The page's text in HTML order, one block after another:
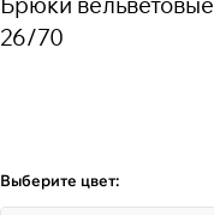
26/70
Выберите цвет: